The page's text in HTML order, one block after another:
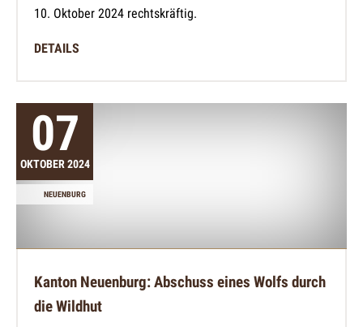
10. Oktober 2024 rechtskräftig.
DETAILS
07
OKTOBER 2024
NEUENBURG
Kanton Neuenburg: Abschuss eines Wolfs durch
die Wildhut